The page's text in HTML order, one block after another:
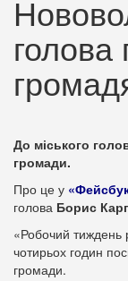
голова
До міського
громади.
Про це у
голова Борис
«Робочий тиждень
чотирьох годин
громади.